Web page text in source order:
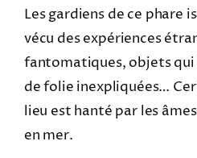
Les gardiens de ce phare
vécu des expériences
fantomatiques, objets qui
de folie inexpliquées…
lieu est hanté par les
en mer.